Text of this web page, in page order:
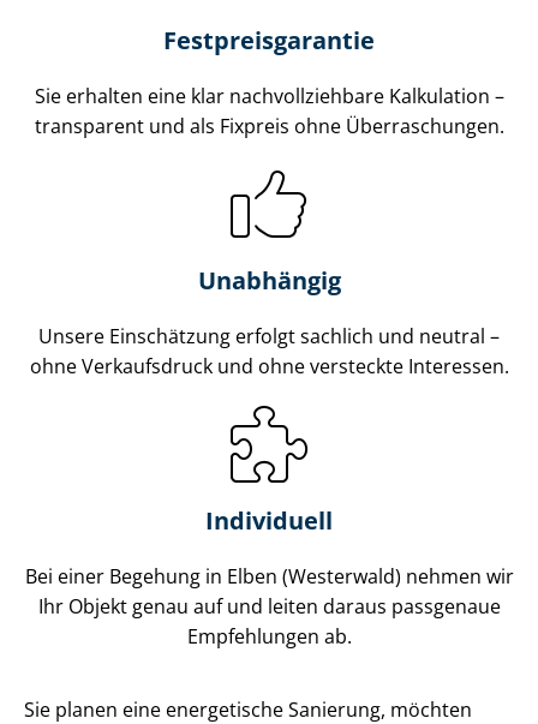
Fest­preis­ga­ran­tie
Sie erhalten eine klar nach­voll­zieh­ba­re Kalkulation –
transparent und als Fixpreis ohne Überraschungen.
Unabhängig
Unsere Einschätzung erfolgt sachlich und neutral –
ohne Verkaufsdruck und ohne versteckte Interessen.
Individuell
Bei einer Begehung in Elben (Westerwald) nehmen wir
Ihr Objekt genau auf und leiten daraus passgenaue
Empfehlungen ab.
Sie planen eine energetische Sanierung, möchten